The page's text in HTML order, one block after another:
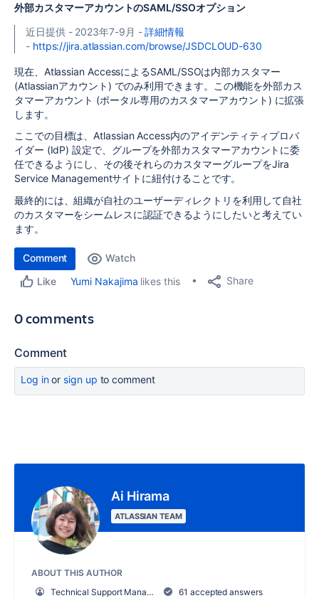
外部カスタマーアカウントのSAML/SSOオプション
近日提供 - 2023年7-9月 -詳細情報
- https://jira.atlassian.com/browse/JSDCLOUD-630
現在、Atlassian AccessによるSAML/SSOは内部カスタマー
(Atlassianアカウント) でのみ利用できます。この機能を外部カス
タマーアカウント (ポータル専用のカスタマーアカウント) に拡張
します。
ここでの目標は、Atlassian Access内のアイデンティティプロバ
イダー (IdP) 設定で、グループを外部カスタマーアカウントに委
任できるようにし、その後それらのカスタマーグループをJira
Service Managementサイトに紐付けることです。
最終的には、組織が自社のユーザーディレクトリを利用して自社
のカスタマーをシームレスに認証できるようにしたいと考えてい
ます。
Comment
Watch
Like
Yumi Nakajima likes this Share
0 comments
Comment
Log inor sign up to comment
Ai Hirama
ATLASSIAN TEAM
ABOUT THIS AUTHOR
Technical Support Manager
61 accepted answers